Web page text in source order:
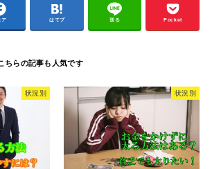
ア はてブ 送る Pocket
状況別 状況別